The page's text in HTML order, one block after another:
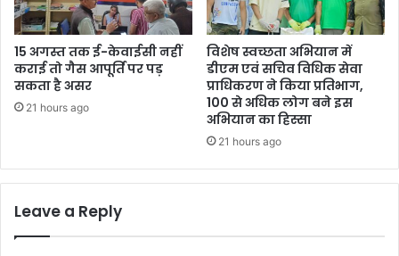
15 अगस्त तक ई-केवाईसी नहीं
कराई तो गैस आपूर्ति पर पड़
सकता है असर
21 hours ago
विशेष स्वच्छता अभियान में
डीएम एवं सचिव विधिक सेवा
प्राधिकरण ने किया प्रतिभाग,
100 से अधिक लोग बने इस
अभियान का हिस्सा
21 hours ago
Leave a Reply